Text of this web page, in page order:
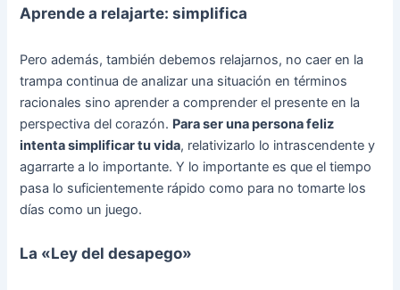
Aprende a relajarte: simplifica
Pero además, también debemos relajarnos, no caer en la
trampa continua de analizar una situación en términos
racionales sino aprender a comprender el presente en la
perspectiva del corazón. Para ser una persona feliz
intenta simplificar tu vida, relativizarlo lo intrascendente y
agarrarte a lo importante. Y lo importante es que el tiempo
pasa lo suficientemente rápido como para no tomarte los
días como un juego.
La «Ley del desapego»